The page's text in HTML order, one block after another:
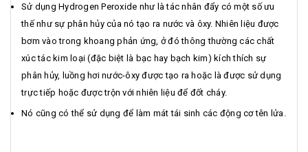
Sử dụng Hydrogen Peroxide như là tác nhân đẩy có một số ưu
thế như sự phân hủy của nó tạo ra nước và ôxy. Nhiên liệu được
bơm vào trong khoang phản ứng, ở đó thông thường các chất
xúc tác kim loại (đặc biệt là bạc hay bạch kim) kích thích sự
phân hủy, luồng hơi nước-ôxy được tạo ra hoặc là được sử dụng
trực tiếp hoặc được trộn với nhiên liệu để đốt cháy.
Nó cũng có thể sử dụng để làm mát tái sinh các động cơ tên lửa.